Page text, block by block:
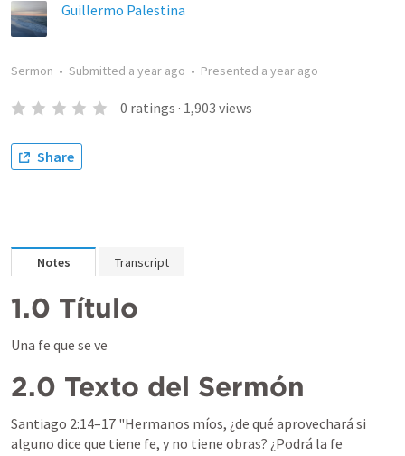
Guillermo Palestina
Sermon • Submitted a year ago • Presented a year ago
0 ratings · 1,903 views
Share
Notes Transcript
1.0 Título
Una fe que se ve
2.0 Texto del Sermón
Santiago 2:14–17 "Hermanos míos, ¿de qué aprovechará si
alguno dice que tiene fe, y no tiene obras? ¿Podrá la fe